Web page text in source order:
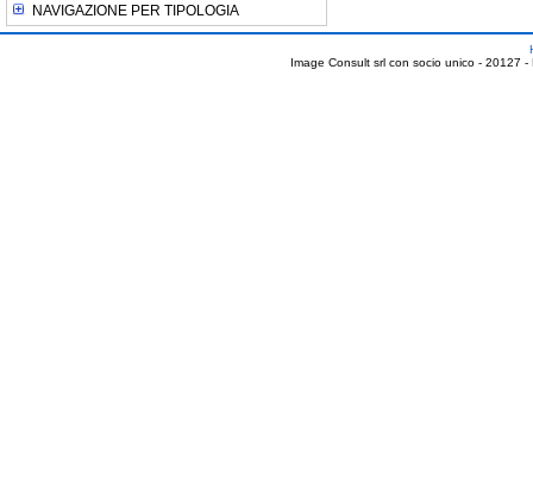
NAVIGAZIONE PER TIPOLOGIA
Image Consult srl con socio unico - 20127